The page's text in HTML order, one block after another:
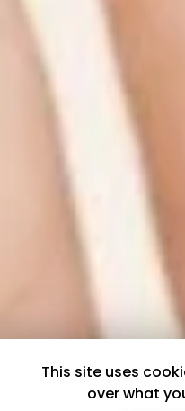
This site uses
over what